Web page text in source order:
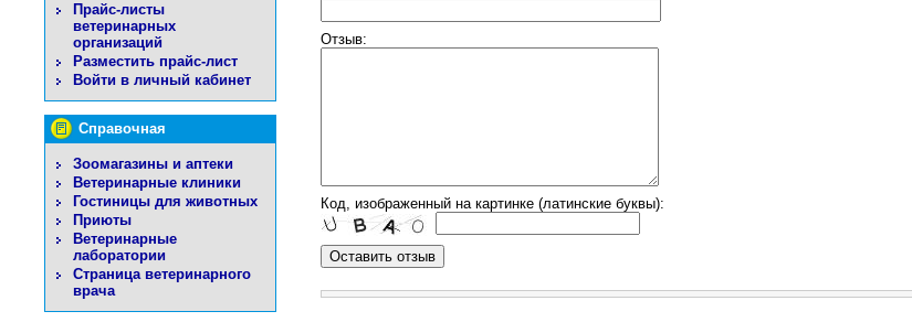
Прайс-листы
ветеринарных
организаций
Разместить прайс-лист
Войти в личный кабинет
Справочная
Зоомагазины и аптеки
Ветеринарные клиники
Гостиницы для животных
Приюты
Ветеринарные
лаборатории
Страница ветеринарного
врача
Отзыв:
Код, изображенный на картинке (латинские буквы):